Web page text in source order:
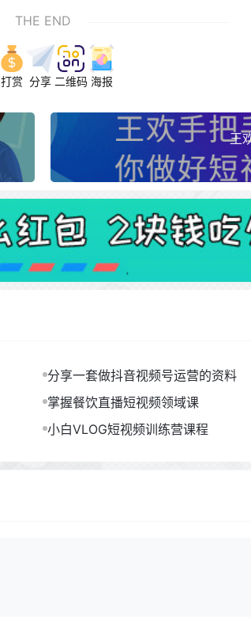
THE END
打赏 分享 二维码 海报
王
分享一套做抖音视频号运营的资料
掌握餐饮直播短视频领域课
小白VLOG短视频训练营课程